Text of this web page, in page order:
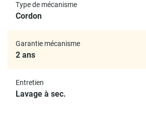
Type de mécanisme
Cordon
Garantie mécanisme
2 ans
Entretien
Lavage à sec.